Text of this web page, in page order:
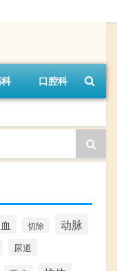
口腔科
切除 动脉
尿道